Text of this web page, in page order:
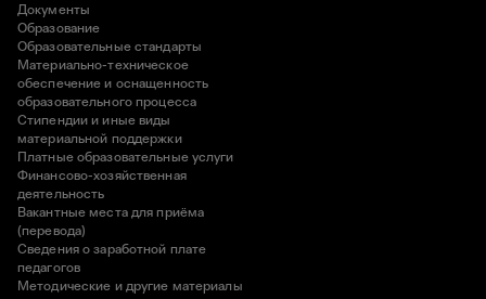
Документы
Образование
Образовательные стандарты
Материально-техническое
обеспечение и оснащенность
образовательного процесса
Стипендии и иные виды
материальной поддержки
Платные образовательные услуги
Финансово-хозяйственная
деятельность
Вакантные места для приёма
(перевода)
Сведения о заработной плате
педагогов
Методические и другие материалы